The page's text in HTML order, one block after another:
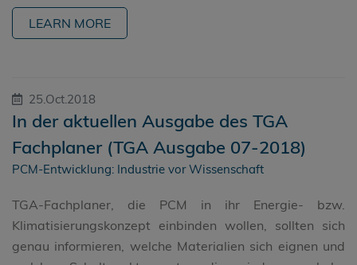
LEARN MORE
25.Oct.2018
In der aktuellen Ausgabe des TGA
Fachplaner (TGA Ausgabe 07-2018)
PCM-Entwicklung: Industrie vor Wissenschaft
TGA-Fachplaner, die PCM in ihr Energie- bzw.
Klimatisierungskonzept einbinden wollen, sollten sich
genau informieren, welche Materialien sich eignen und